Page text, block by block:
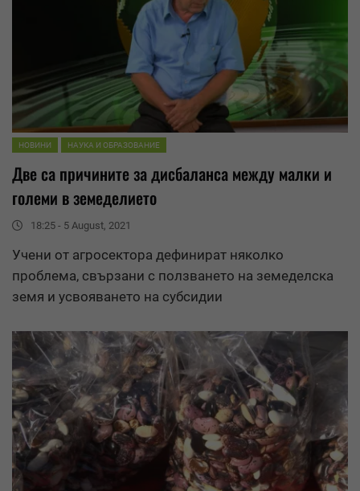
НОВИНИ НАУКА И ОБРАЗОВАНИЕ
Две са причините за дисбаланса между малки и
големи в земеделието
18:25 - 5 August, 2021
Учени от агросектора дефинират няколко
проблема, свързани с ползването на земеделска
земя и усвояването на субсидии